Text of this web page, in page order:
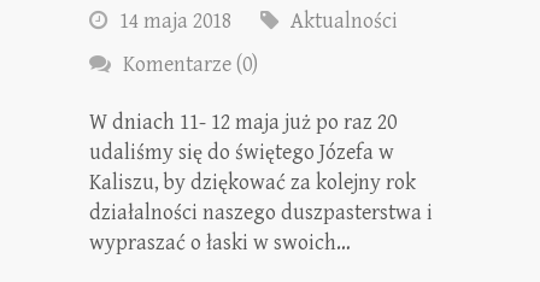
14 maja 2018
Aktualności
Komentarze (0)
W dniach 11- 12 maja już po raz 20
udaliśmy się do świętego Józefa w
Kaliszu, by dziękować za kolejny rok
działalności naszego duszpasterstwa i
wypraszać o łaski w swoich…